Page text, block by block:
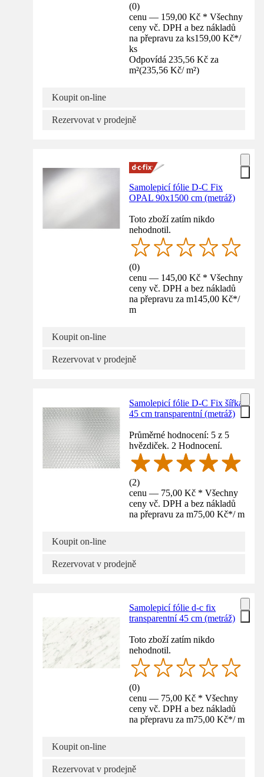
(0)
cenu — 159,00 Kč * Všechny
ceny vč. DPH a bez nákladů
na přepravu za ks159,00 Kč*/
ks
Odpovídá 235,56 Kč za
m²(235,56 Kč/ m²)
Koupit on-line
Rezervovat v prodejně
Samolepicí fólie D-C Fix
OPAL 90x1500 cm (metráž)
Toto zboží zatím nikdo
nehodnotil.
(0)
cenu — 145,00 Kč * Všechny
ceny vč. DPH a bez nákladů
na přepravu za m145,00 Kč*/
m
Koupit on-line
Rezervovat v prodejně
Samolepicí fólie D-C Fix šířka
45 cm transparentní (metráž)
Průměrné hodnocení: 5 z 5
hvězdiček. 2 Hodnocení.
(2)
cenu — 75,00 Kč * Všechny
ceny vč. DPH a bez nákladů
na přepravu za m75,00 Kč*/ m
Koupit on-line
Rezervovat v prodejně
Samolepicí fólie d-c fix
transparentní 45 cm (metráž)
Toto zboží zatím nikdo
nehodnotil.
(0)
cenu — 75,00 Kč * Všechny
ceny vč. DPH a bez nákladů
na přepravu za m75,00 Kč*/ m
Koupit on-line
Rezervovat v prodejně